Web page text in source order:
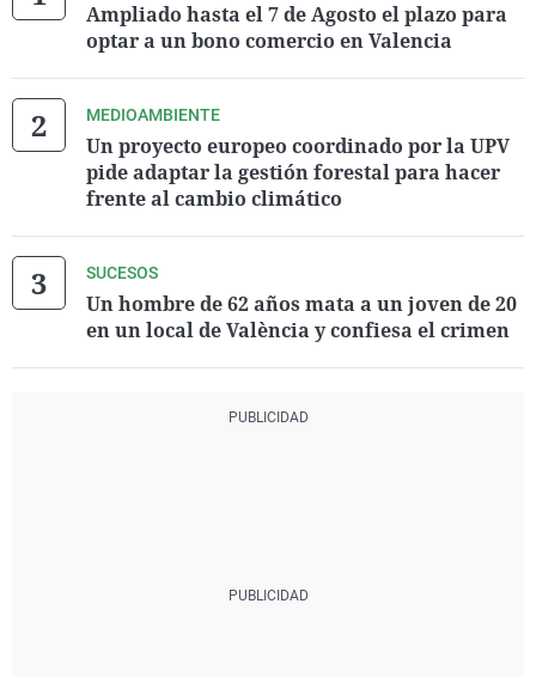
Ampliado hasta el 7 de Agosto el plazo para
optar a un bono comercio en Valencia
MEDIOAMBIENTE
Un proyecto europeo coordinado por la UPV
pide adaptar la gestión forestal para hacer
frente al cambio climático
SUCESOS
Un hombre de 62 años mata a un joven de 20
en un local de València y confiesa el crimen